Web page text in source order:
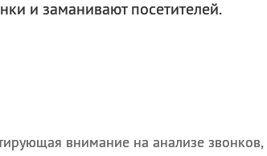
и заманивают посетителей.
внимание на анализе звонков,